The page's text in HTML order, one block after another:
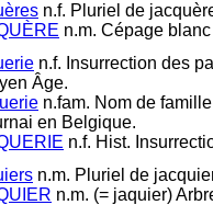
n.f. Pluriel de
n.m. Cépage
n.f. Insurrection des
Âge.
n.fam. Nom de
en Belgique.
n.f. Hist.
n.m. Pluriel de
n.m. (= jaquier)